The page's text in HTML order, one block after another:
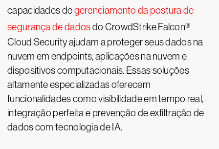
capacidades degerenciamento da postura de
segurança de dadosdo CrowdStrike Falcon®
Cloud Security ajudam a proteger seus dados na
nuvem em endpoints, aplicações na nuvem e
dispositivos computacionais. Essas soluções
altamente especializadas oferecem
funcionalidades como visibilidade em tempo real,
integração perfeita e prevenção de exfiltração de
dados com tecnologia de IA.